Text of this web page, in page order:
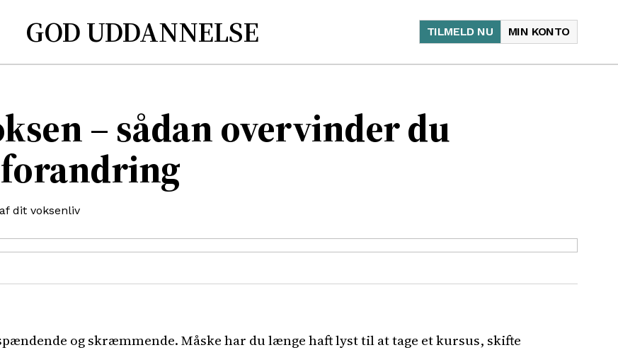
GOD UDDANNELSE MIN KONTO
TILMELD NU
– sådan overvinder du
dit voksenliv
og skræmmende. Måske har du længe haft lyst til at tage et kursus, skifte